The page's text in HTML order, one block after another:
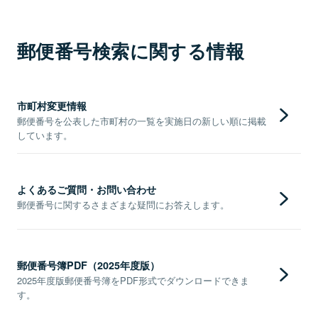
郵便番号検索に関する情報
市町村変更情報
郵便番号を公表した市町村の一覧を実施日の新しい順に掲載
しています。
よくあるご質問・お問い合わせ
郵便番号に関するさまざまな疑問にお答えします。
郵便番号簿PDF（2025年度版）
2025年度版郵便番号簿をPDF形式でダウンロードできま
す。